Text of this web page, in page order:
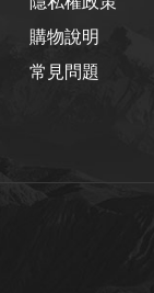
購物說明
常見問題